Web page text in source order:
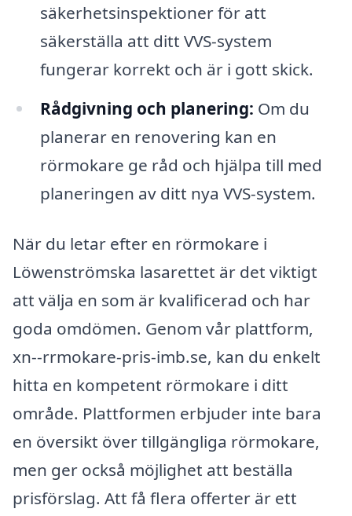
säkerhetsinspektioner för att
säkerställa att ditt VVS-system
fungerar korrekt och är i gott skick.
Rådgivning och planering: Om du
planerar en renovering kan en
rörmokare ge råd och hjälpa till med
planeringen av ditt nya VVS-system.
När du letar efter en rörmokare i
Löwenströmska lasarettet är det viktigt
att välja en som är kvalificerad och har
goda omdömen. Genom vår plattform,
xn--rrmokare-pris-imb.se, kan du enkelt
hitta en kompetent rörmokare i ditt
område. Plattformen erbjuder inte bara
en översikt över tillgängliga rörmokare,
men ger också möjlighet att beställa
prisförslag. Att få flera offerter är ett